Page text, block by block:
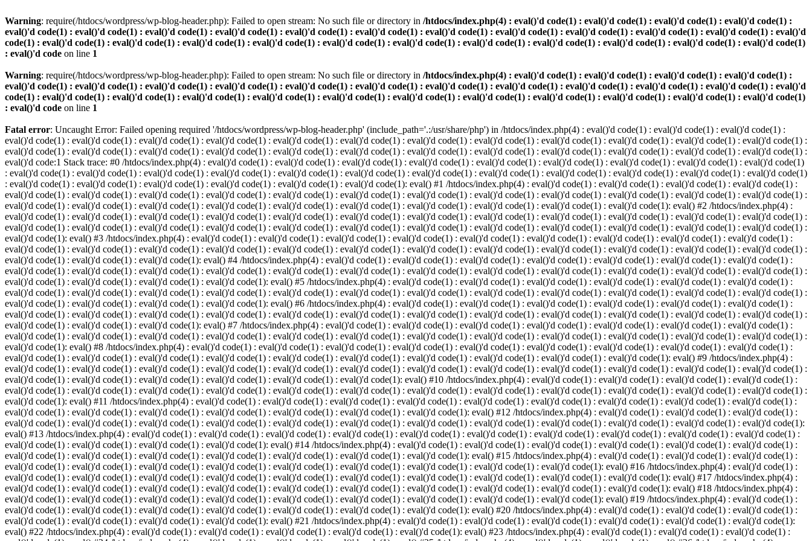
Warning: require(/htdocs/wordpress/wp-blog-header.php): Failed to open stream: No such file or directory in /htdocs/index.php(4) : eval()'d code(1) : eval()'d code(1) : eval()'d code(1) : eval()'d code(1) :
eval()'d code(1) : eval()'d code(1) : eval()'d code(1) : eval()'d code(1) : eval()'d code(1) : eval()'d code(1) : eval()'d code(1) : eval()'d code(1) : eval()'d code(1) : eval()'d code(1) : eval()'d code(1) : eval()'d
code(1) : eval()'d code(1) : eval()'d code(1) : eval()'d code(1) : eval()'d code(1) : eval()'d code(1) : eval()'d code(1) : eval()'d code(1) : eval()'d code(1) : eval()'d code(1) : eval()'d code(1) : eval()'d code(1)
: eval()'d code on line 1
Warning: require(/htdocs/wordpress/wp-blog-header.php): Failed to open stream: No such file or directory in /htdocs/index.php(4) : eval()'d code(1) : eval()'d code(1) : eval()'d code(1) : eval()'d code(1) :
eval()'d code(1) : eval()'d code(1) : eval()'d code(1) : eval()'d code(1) : eval()'d code(1) : eval()'d code(1) : eval()'d code(1) : eval()'d code(1) : eval()'d code(1) : eval()'d code(1) : eval()'d code(1) : eval()'d
code(1) : eval()'d code(1) : eval()'d code(1) : eval()'d code(1) : eval()'d code(1) : eval()'d code(1) : eval()'d code(1) : eval()'d code(1) : eval()'d code(1) : eval()'d code(1) : eval()'d code(1) : eval()'d code(1)
: eval()'d code on line 1
Fatal error: Uncaught Error: Failed opening required '/htdocs/wordpress/wp-blog-header.php' (include_path='.:/usr/share/php') in /htdocs/index.php(4) : eval()'d code(1) : eval()'d code(1) : eval()'d code(1) :
eval()'d code(1) : eval()'d code(1) : eval()'d code(1) : eval()'d code(1) : eval()'d code(1) : eval()'d code(1) : eval()'d code(1) : eval()'d code(1) : eval()'d code(1) : eval()'d code(1) : eval()'d code(1) : eval()'d code(1) :
eval()'d code(1) : eval()'d code(1) : eval()'d code(1) : eval()'d code(1) : eval()'d code(1) : eval()'d code(1) : eval()'d code(1) : eval()'d code(1) : eval()'d code(1) : eval()'d code(1) : eval()'d code(1) : eval()'d code(1) :
eval()'d code:1 Stack trace: #0 /htdocs/index.php(4) : eval()'d code(1) : eval()'d code(1) : eval()'d code(1) : eval()'d code(1) : eval()'d code(1) : eval()'d code(1) : eval()'d code(1) : eval()'d code(1) : eval()'d code(1)
: eval()'d code(1) : eval()'d code(1) : eval()'d code(1) : eval()'d code(1) : eval()'d code(1) : eval()'d code(1) : eval()'d code(1) : eval()'d code(1) : eval()'d code(1) : eval()'d code(1) : eval()'d code(1) : eval()'d code(1)
: eval()'d code(1) : eval()'d code(1) : eval()'d code(1) : eval()'d code(1) : eval()'d code(1) : eval()'d code(1): eval() #1 /htdocs/index.php(4) : eval()'d code(1) : eval()'d code(1) : eval()'d code(1) : eval()'d code(1) :
eval()'d code(1) : eval()'d code(1) : eval()'d code(1) : eval()'d code(1) : eval()'d code(1) : eval()'d code(1) : eval()'d code(1) : eval()'d code(1) : eval()'d code(1) : eval()'d code(1) : eval()'d code(1) : eval()'d code(1) :
eval()'d code(1) : eval()'d code(1) : eval()'d code(1) : eval()'d code(1) : eval()'d code(1) : eval()'d code(1) : eval()'d code(1) : eval()'d code(1) : eval()'d code(1) : eval()'d code(1): eval() #2 /htdocs/index.php(4) :
eval()'d code(1) : eval()'d code(1) : eval()'d code(1) : eval()'d code(1) : eval()'d code(1) : eval()'d code(1) : eval()'d code(1) : eval()'d code(1) : eval()'d code(1) : eval()'d code(1) : eval()'d code(1) : eval()'d code(1) :
eval()'d code(1) : eval()'d code(1) : eval()'d code(1) : eval()'d code(1) : eval()'d code(1) : eval()'d code(1) : eval()'d code(1) : eval()'d code(1) : eval()'d code(1) : eval()'d code(1) : eval()'d code(1) : eval()'d code(1) :
eval()'d code(1): eval() #3 /htdocs/index.php(4) : eval()'d code(1) : eval()'d code(1) : eval()'d code(1) : eval()'d code(1) : eval()'d code(1) : eval()'d code(1) : eval()'d code(1) : eval()'d code(1) : eval()'d code(1) :
eval()'d code(1) : eval()'d code(1) : eval()'d code(1) : eval()'d code(1) : eval()'d code(1) : eval()'d code(1) : eval()'d code(1) : eval()'d code(1) : eval()'d code(1) : eval()'d code(1) : eval()'d code(1) : eval()'d code(1) :
eval()'d code(1) : eval()'d code(1) : eval()'d code(1): eval() #4 /htdocs/index.php(4) : eval()'d code(1) : eval()'d code(1) : eval()'d code(1) : eval()'d code(1) : eval()'d code(1) : eval()'d code(1) : eval()'d code(1) :
eval()'d code(1) : eval()'d code(1) : eval()'d code(1) : eval()'d code(1) : eval()'d code(1) : eval()'d code(1) : eval()'d code(1) : eval()'d code(1) : eval()'d code(1) : eval()'d code(1) : eval()'d code(1) : eval()'d code(1) :
eval()'d code(1) : eval()'d code(1) : eval()'d code(1) : eval()'d code(1): eval() #5 /htdocs/index.php(4) : eval()'d code(1) : eval()'d code(1) : eval()'d code(1) : eval()'d code(1) : eval()'d code(1) : eval()'d code(1) :
eval()'d code(1) : eval()'d code(1) : eval()'d code(1) : eval()'d code(1) : eval()'d code(1) : eval()'d code(1) : eval()'d code(1) : eval()'d code(1) : eval()'d code(1) : eval()'d code(1) : eval()'d code(1) : eval()'d code(1) :
eval()'d code(1) : eval()'d code(1) : eval()'d code(1) : eval()'d code(1): eval() #6 /htdocs/index.php(4) : eval()'d code(1) : eval()'d code(1) : eval()'d code(1) : eval()'d code(1) : eval()'d code(1) : eval()'d code(1) :
eval()'d code(1) : eval()'d code(1) : eval()'d code(1) : eval()'d code(1) : eval()'d code(1) : eval()'d code(1) : eval()'d code(1) : eval()'d code(1) : eval()'d code(1) : eval()'d code(1) : eval()'d code(1) : eval()'d code(1) :
eval()'d code(1) : eval()'d code(1) : eval()'d code(1): eval() #7 /htdocs/index.php(4) : eval()'d code(1) : eval()'d code(1) : eval()'d code(1) : eval()'d code(1) : eval()'d code(1) : eval()'d code(1) : eval()'d code(1) :
eval()'d code(1) : eval()'d code(1) : eval()'d code(1) : eval()'d code(1) : eval()'d code(1) : eval()'d code(1) : eval()'d code(1) : eval()'d code(1) : eval()'d code(1) : eval()'d code(1) : eval()'d code(1) : eval()'d code(1) :
eval()'d code(1): eval() #8 /htdocs/index.php(4) : eval()'d code(1) : eval()'d code(1) : eval()'d code(1) : eval()'d code(1) : eval()'d code(1) : eval()'d code(1) : eval()'d code(1) : eval()'d code(1) : eval()'d code(1) :
eval()'d code(1) : eval()'d code(1) : eval()'d code(1) : eval()'d code(1) : eval()'d code(1) : eval()'d code(1) : eval()'d code(1) : eval()'d code(1) : eval()'d code(1) : eval()'d code(1): eval() #9 /htdocs/index.php(4) :
eval()'d code(1) : eval()'d code(1) : eval()'d code(1) : eval()'d code(1) : eval()'d code(1) : eval()'d code(1) : eval()'d code(1) : eval()'d code(1) : eval()'d code(1) : eval()'d code(1) : eval()'d code(1) : eval()'d code(1) :
eval()'d code(1) : eval()'d code(1) : eval()'d code(1) : eval()'d code(1) : eval()'d code(1) : eval()'d code(1): eval() #10 /htdocs/index.php(4) : eval()'d code(1) : eval()'d code(1) : eval()'d code(1) : eval()'d code(1) :
eval()'d code(1) : eval()'d code(1) : eval()'d code(1) : eval()'d code(1) : eval()'d code(1) : eval()'d code(1) : eval()'d code(1) : eval()'d code(1) : eval()'d code(1) : eval()'d code(1) : eval()'d code(1) : eval()'d code(1) :
eval()'d code(1): eval() #11 /htdocs/index.php(4) : eval()'d code(1) : eval()'d code(1) : eval()'d code(1) : eval()'d code(1) : eval()'d code(1) : eval()'d code(1) : eval()'d code(1) : eval()'d code(1) : eval()'d code(1) :
eval()'d code(1) : eval()'d code(1) : eval()'d code(1) : eval()'d code(1) : eval()'d code(1) : eval()'d code(1) : eval()'d code(1): eval() #12 /htdocs/index.php(4) : eval()'d code(1) : eval()'d code(1) : eval()'d code(1) :
eval()'d code(1) : eval()'d code(1) : eval()'d code(1) : eval()'d code(1) : eval()'d code(1) : eval()'d code(1) : eval()'d code(1) : eval()'d code(1) : eval()'d code(1) : eval()'d code(1) : eval()'d code(1) : eval()'d code(1):
eval() #13 /htdocs/index.php(4) : eval()'d code(1) : eval()'d code(1) : eval()'d code(1) : eval()'d code(1) : eval()'d code(1) : eval()'d code(1) : eval()'d code(1) : eval()'d code(1) : eval()'d code(1) : eval()'d code(1) :
eval()'d code(1) : eval()'d code(1) : eval()'d code(1) : eval()'d code(1): eval() #14 /htdocs/index.php(4) : eval()'d code(1) : eval()'d code(1) : eval()'d code(1) : eval()'d code(1) : eval()'d code(1) : eval()'d code(1) :
eval()'d code(1) : eval()'d code(1) : eval()'d code(1) : eval()'d code(1) : eval()'d code(1) : eval()'d code(1) : eval()'d code(1): eval() #15 /htdocs/index.php(4) : eval()'d code(1) : eval()'d code(1) : eval()'d code(1) :
eval()'d code(1) : eval()'d code(1) : eval()'d code(1) : eval()'d code(1) : eval()'d code(1) : eval()'d code(1) : eval()'d code(1) : eval()'d code(1) : eval()'d code(1): eval() #16 /htdocs/index.php(4) : eval()'d code(1) :
eval()'d code(1) : eval()'d code(1) : eval()'d code(1) : eval()'d code(1) : eval()'d code(1) : eval()'d code(1) : eval()'d code(1) : eval()'d code(1) : eval()'d code(1) : eval()'d code(1): eval() #17 /htdocs/index.php(4) :
eval()'d code(1) : eval()'d code(1) : eval()'d code(1) : eval()'d code(1) : eval()'d code(1) : eval()'d code(1) : eval()'d code(1) : eval()'d code(1) : eval()'d code(1) : eval()'d code(1): eval() #18 /htdocs/index.php(4) :
eval()'d code(1) : eval()'d code(1) : eval()'d code(1) : eval()'d code(1) : eval()'d code(1) : eval()'d code(1) : eval()'d code(1) : eval()'d code(1) : eval()'d code(1): eval() #19 /htdocs/index.php(4) : eval()'d code(1) :
eval()'d code(1) : eval()'d code(1) : eval()'d code(1) : eval()'d code(1) : eval()'d code(1) : eval()'d code(1) : eval()'d code(1): eval() #20 /htdocs/index.php(4) : eval()'d code(1) : eval()'d code(1) : eval()'d code(1) :
eval()'d code(1) : eval()'d code(1) : eval()'d code(1) : eval()'d code(1): eval() #21 /htdocs/index.php(4) : eval()'d code(1) : eval()'d code(1) : eval()'d code(1) : eval()'d code(1) : eval()'d code(1) : eval()'d code(1):
eval() #22 /htdocs/index.php(4) : eval()'d code(1) : eval()'d code(1) : eval()'d code(1) : eval()'d code(1) : eval()'d code(1): eval() #23 /htdocs/index.php(4) : eval()'d code(1) : eval()'d code(1) : eval()'d code(1) :